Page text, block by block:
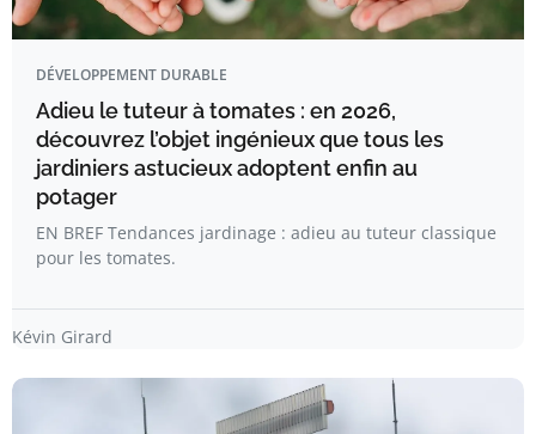
DÉVELOPPEMENT DURABLE
Adieu le tuteur à tomates : en 2026,
découvrez l’objet ingénieux que tous les
jardiniers astucieux adoptent enfin au
potager
EN BREF Tendances jardinage : adieu au tuteur classique
pour les tomates.
Kévin Girard